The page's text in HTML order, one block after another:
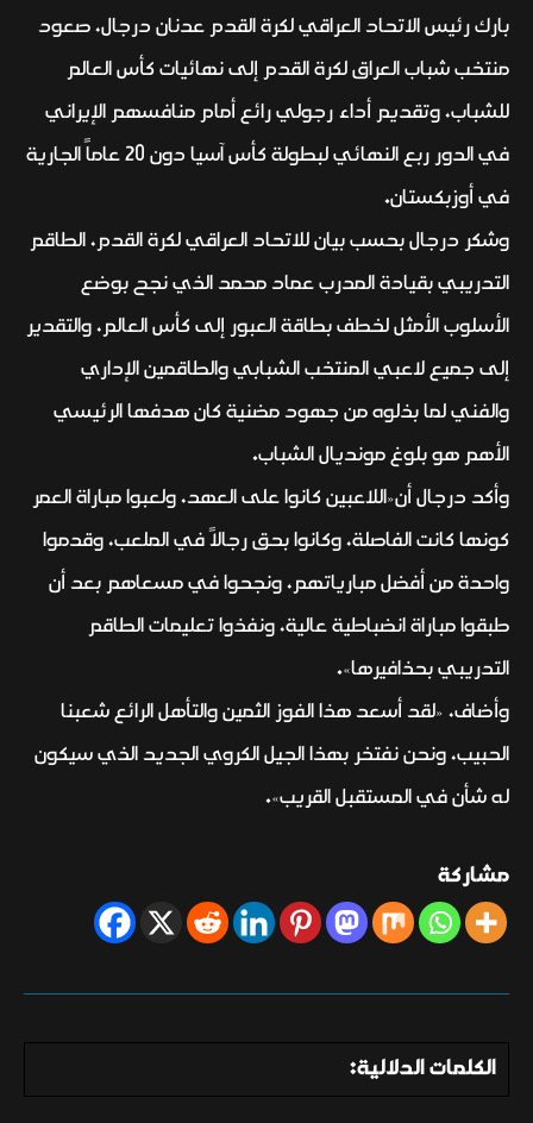
بارك رئيس الاتحاد العراقي لكرة القدم عدنان درجال، صعود
منتخب شباب العراق لكرة القدم إلى نهائيات كأس العالم
للشباب، وتقديم أداء رجولي رائع أمام منافسهم الإيراني
في الدور ربع النهائي لبطولة كأس آسيا دون 20 عاماً الجارية
في أوزبكستان.
وشكر درجال بحسب بيان للاتحاد العراقي لكرة القدم، الطاقم
التدريبي بقيادة المدرب عماد محمد الذي نجح بوضع
الأسلوب الأمثل لخطف بطاقة العبور إلى كأس العالم، والتقدير
إلى جميع لاعبي المنتخب الشبابي والطاقمين الإداري
والفني لما بذلوه من جهود مضنية كان هدفها الرئيسي
الأهم هو بلوغ مونديال الشباب.
وأكد درجال أن«اللاعبين كانوا على العهد، ولعبوا مباراة العمر
كونها كانت الفاصلة، وكانوا بحق رجالاً في الملعب، وقدموا
واحدة من أفضل مبارياتهم، ونجحوا في مسعاهم بعد أن
طبقوا مباراة انضباطية عالية، ونفذوا تعليمات الطاقم
التدريبي بحذافيرها».
وأضاف، «لقد أسعد هذا الفوز الثمين والتأهل الرائع شعبنا
الحبيب، ونحن نفتخر بهذا الجيل الكروي الجديد الذي سيكون
له شأن في المستقبل القريب».
مشاركة
الكلمات الدلالية: